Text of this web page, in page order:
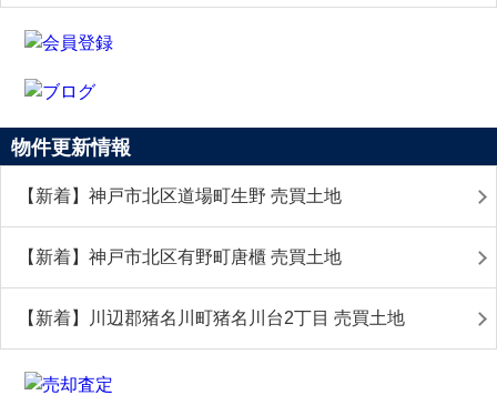
物件更新情報
【新着】神戸市北区道場町生野 売買土地
【新着】神戸市北区有野町唐櫃 売買土地
【新着】川辺郡猪名川町猪名川台2丁目 売買土地